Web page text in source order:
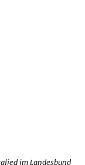
im Landesbund